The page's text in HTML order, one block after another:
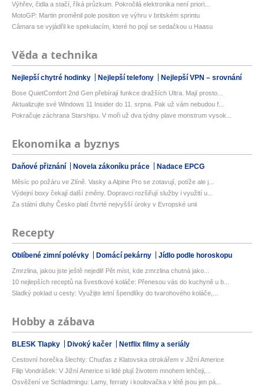
Výhřev, čidla a stačí, říká průzkum. Pokročilá elektronika není priori...
MotoGP: Martin proměnil pole position ve výhru v britském sprintu
Câmara se vyjádřil ke spekulacím, které ho pojí se sedačkou u Haasu
Věda a technika
Nejlepší chytré hodinky Nejlepší telefony Nejlepší VPN – srovnání
Bose QuietComfort 2nd Gen přebírají funkce dražších Ultra. Mají prosto...
Aktualizujte své Windows 11 Insider do 11. srpna. Pak už vám nebudou f...
Pokračuje záchrana Starshipu. V moři už dva týdny plave monstrum vysok...
Ekonomika a byznys
Daňové přiznání Novela zákoníku práce Nadace EPCG
Měsíc po požáru ve Zlíně. Vasky a Alpine Pro se zotavují, potíže ale j...
Výdejní boxy čekají další změny. Dopravci rozšiřují služby i využití u...
Za státní dluhy Česko platí čtvrté nejvyšší úroky v Evropské unii
Recepty
Oblíbené zimní polévky Domácí pekárny Jídlo podle horoskopu
Zmrzlina, jakou jste ještě nejedli! Pět míst, kde zmrzlina chutná jako...
10 nejlepších receptů na švestkové koláče: Přenesou vás do kuchyně u b...
Sladký poklad u cesty: Využijte letní špendlíky do tvarohového koláče,...
Hobby a zábava
BLESK Tlapky Divoký kačer Netflix filmy a seriály
Cestovní horečka šlechty: Chuďas z Klatovska otrokářem v Jižní Americe
Filip Vondrášek: V Jižní Americe si lidé plují životem mnohem lehčeji,...
Osvěžení ve Schladmingu: Lamy, ferraty i koulovačka v létě jsou jen pá...